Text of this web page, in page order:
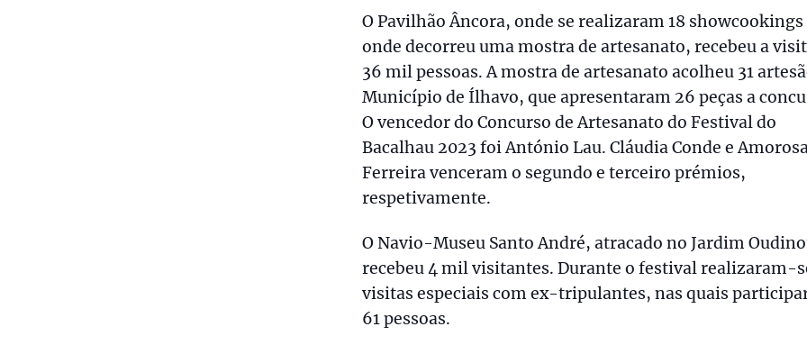
O Pavilhão Âncora, onde se realizaram 18 showcookings
onde decorreu uma mostra de artesanato, recebeu a
36 mil pessoas. A mostra de artesanato acolheu 31
Município de Ílhavo, que apresentaram 26 peças a
O vencedor do Concurso de Artesanato do Festival do
Bacalhau 2023 foi António Lau. Cláudia Conde e
Ferreira venceram o segundo e terceiro prémios,
respetivamente.
O Navio-Museu Santo André, atracado no Jardim
recebeu 4 mil visitantes. Durante o festival realizaram-
visitas especiais com ex-tripulantes, nas quais
61 pessoas.